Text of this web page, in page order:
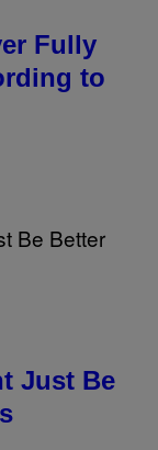
Fully
to
Just Be